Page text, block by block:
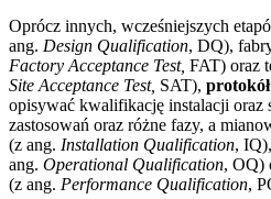
Oprócz innych, wcześniejszych
ang. Design Qualification, DQ),
Factory Acceptance Test, FAT) oraz
Site Acceptance Test, SAT),
opisywać kwalifikację instalacji oraz
zastosowań oraz różne fazy, a
(z ang. Installation Qualification, IQ),
ang. Operational Qualification, OQ)
(z ang. Performance Qualification,